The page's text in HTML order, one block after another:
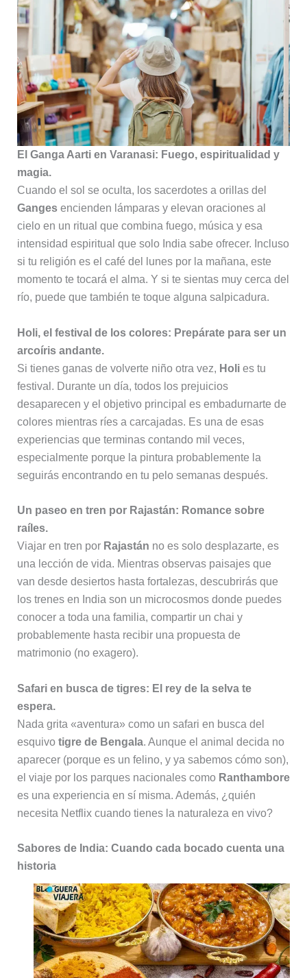
El Ganga Aarti en Varanasi: Fuego, espiritualidad y
magia.
Cuando el sol se oculta, los sacerdotes a orillas del
Gangesencienden lámparas y elevan oraciones al
cielo en un ritual que combina fuego, música y esa
intensidad espiritual que solo India sabe ofrecer. Incluso
si tu religión es el café del lunes por la mañana, este
momento te tocará el alma. Y si te sientas muy cerca del
río, puede que también te toque alguna salpicadura.
Holi, el festival de los colores: Prepárate para ser un
arcoíris andante.
Si tienes ganas de volverte niño otra vez, Holies tu
festival. Durante un día, todos los prejuicios
desaparecen y el objetivo principal es embadurnarte de
colores mientras ríes a carcajadas. Es una de esas
experiencias que terminas contando mil veces,
especialmente porque la pintura probablemente la
seguirás encontrando en tu pelo semanas después.
Un paseo en tren por Rajastán: Romance sobre
raíles.
Viajar en tren por Rajastán no es solo desplazarte, es
una lección de vida. Mientras observas paisajes que
van desde desiertos hasta fortalezas, descubrirás que
los trenes en India son un microcosmos donde puedes
conocer a toda una familia, compartir un chai y
probablemente hasta recibir una propuesta de
matrimonio (no exagero).
Safari en busca de tigres: El rey de la selva te
espera.
Nada grita «aventura» como un safari en busca del
esquivo tigre de Bengala. Aunque el animal decida no
aparecer (porque es un felino, y ya sabemos cómo son),
el viaje por los parques nacionales como Ranthambore
es una experiencia en sí misma. Además, ¿quién
necesita Netflix cuando tienes la naturaleza en vivo?
Sabores de India: Cuando cada bocado cuenta una
historia